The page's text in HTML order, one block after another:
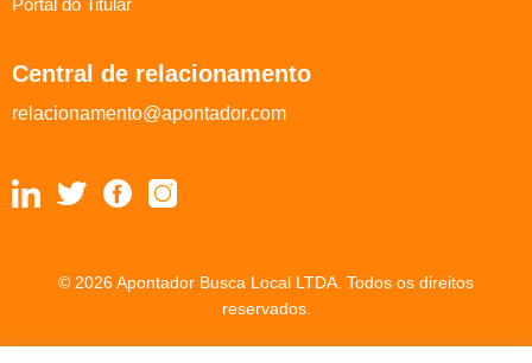
Portal do Titular
Central de relacionamento
relacionamento@apontador.com
© 2026 Apontador Busca Local LTDA. Todos os direitos
reservados.